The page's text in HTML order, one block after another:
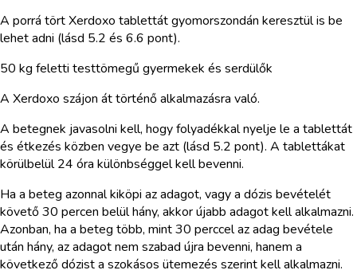
A porrá tört Xerdoxo tablettát gyomorszondán keresztül is be
lehet adni (lásd 5.2 és 6.6 pont).
50 kg feletti testtömegű gyermekek és serdülők
A Xerdoxo szájon át történő alkalmazásra való.
A betegnek javasolni kell, hogy folyadékkal nyelje le a tablettát
és étkezés közben vegye be azt (lásd 5.2 pont). A tablettákat
körülbelül 24 óra különbséggel kell bevenni.
Ha a beteg azonnal kiköpi az adagot, vagy a dózis bevételét
követő 30 percen belül hány, akkor újabb adagot kell alkalmazni.
Azonban, ha a beteg több, mint 30 perccel az adag bevétele
után hány, az adagot nem szabad újra bevenni, hanem a
következő dózist a szokásos ütemezés szerint kell alkalmazni.